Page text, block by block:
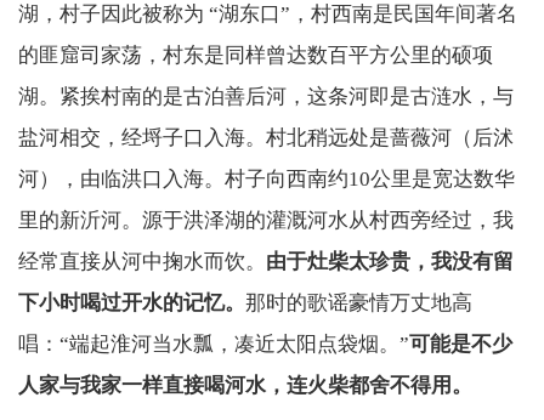
湖，村子因此被称为 “湖东口”，村西南是民国年间著名
的匪窟司家荡，村东是同样曾达数百平方公里的硕项
湖。紧挨村南的是古泊善后河，这条河即是古涟水，与
盐河相交，经埒子口入海。村北稍远处是蔷薇河（后沭
河），由临洪口入海。村子向西南约10公里是宽达数华
里的新沂河。源于洪泽湖的灌溉河水从村西旁经过，我
经常直接从河中掬水而饮。 由于灶柴太珍贵，我没有留
下小时喝过开水的记忆。 那时的歌谣豪情万丈地高
唱：“端起淮河当水瓢，凑近太阳点袋烟。”可能是不少
人家与我家一样直接喝河水，连火柴都舍不得用。